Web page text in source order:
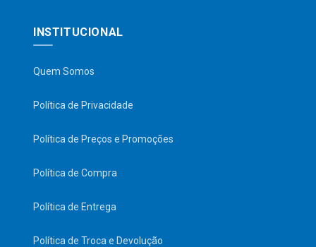
INSTITUCIONAL
Quem Somos
Política de Privacidade
Política de Preços e Promoções
Política de Compra
Política de Entrega
Política de Troca e Devolução